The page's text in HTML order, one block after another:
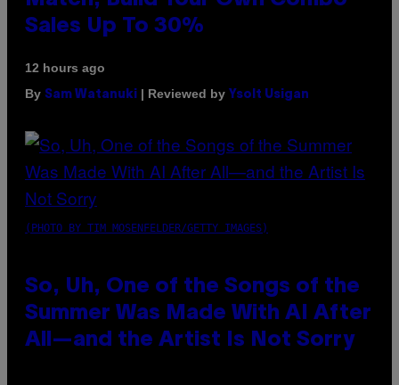
Sales Up To 30%
12 hours ago
By Sam Watanuki | Reviewed by Ysolt Usigan
(PHOTO BY TIM MOSENFELDER/GETTY IMAGES)
So, Uh, One of the Songs of the
Summer Was Made With AI After
All—and the Artist Is Not Sorry